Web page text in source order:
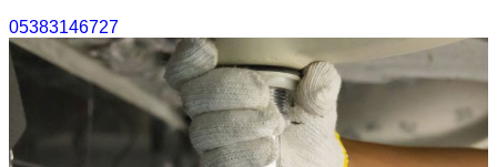
05383146727